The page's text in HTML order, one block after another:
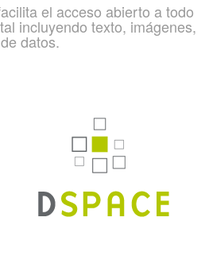
el acceso abierto a todo
incluyendo texto, imágenes,
datos.